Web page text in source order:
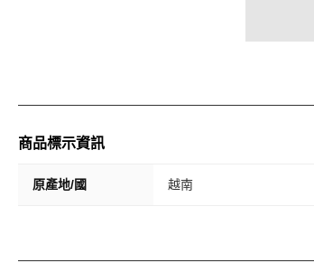
商品標示資訊
原產地/國 越南